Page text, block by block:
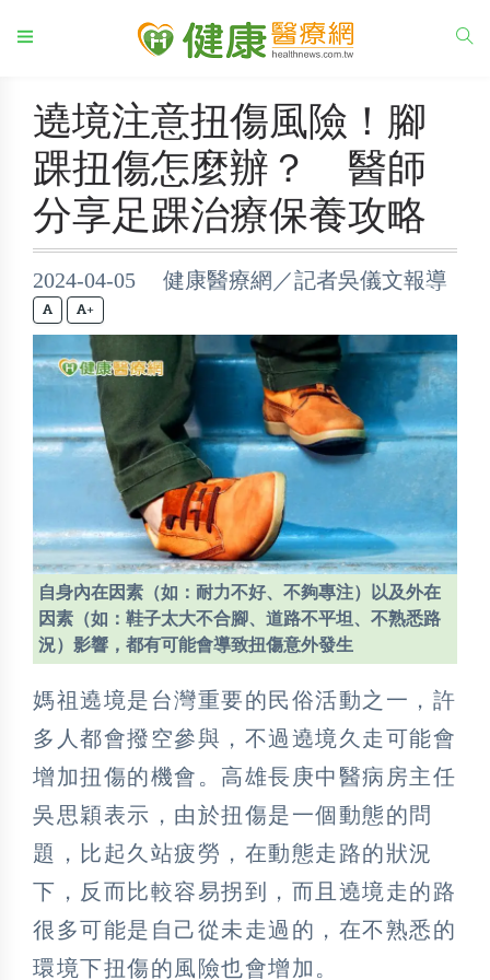
遶境注意扭傷風險！腳
踝扭傷怎麼辦？ 醫師
分享足踝治療保養攻略
2024-04-05 健康醫療網／記者吳儀文報導
+
自身內在因素（如：耐力不好、不夠專注）以及外在
因素（如：鞋子太大不合腳、道路不平坦、不熟悉路
況）影響，都有可能會導致扭傷意外發生
媽祖遶境是台灣重要的民俗活動之一，許
多人都會撥空參與，不過遶境久走可能會
增加扭傷的機會。高雄長庚中醫病房主任
吳思穎表示，由於扭傷是一個動態的問
題，比起久站疲勞，在動態走路的狀況
下，反而比較容易拐到，而且遶境走的路
很多可能是自己從未走過的，在不熟悉的
環境下扭傷的風險也會增加。